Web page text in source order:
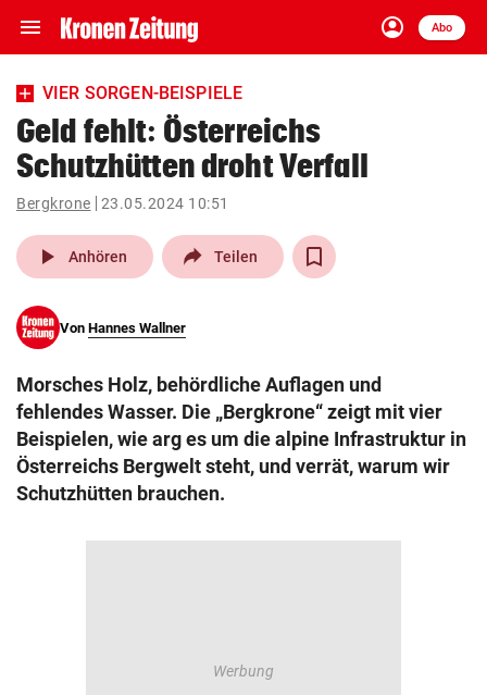
menu Navigation
ein-/ausklappen
account_circle
Anmelden
Abo
close Schließen
Abonnieren
account_circle Anmelden
arrow_right
pin_drop
Wien arrow_right
search
eingeben
VIER SORGEN-BEISPIELE
Geld fehlt: Österreichs
Schutzhütten droht Verfall
Bergkrone 23.05.2024 10:51
play_arrow Anhören Teilen
Von Hannes Wallner
Morsches Holz, behördliche Auflagen und
fehlendes Wasser. Die „Bergkrone“ zeigt mit vier
Beispielen, wie arg es um die alpine Infrastruktur in
Österreichs Bergwelt steht, und verrät, warum wir
Schutzhütten brauchen.